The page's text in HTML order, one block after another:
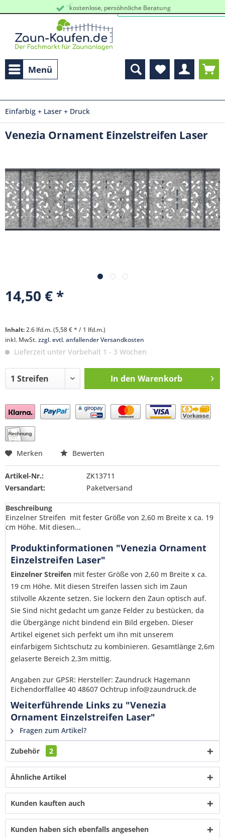
Schneller Versand vom Lager
kostenlose, persöhnliche Beratung
Menü
Einfarbig + Laser + Druck
Venezia Ornament Einzelstreifen Laser
14,50 € *
Inhalt:2.6 lfd.m. (5,58 € * / 1 lfd.m.)
inkl. MwSt.zzgl. evtl. anfallender Versandkosten
Lieferzeit unter Vorbehalt 1 - 3 Wochen
In den Warenkorb
Preis anfragen
verstanden und stimme zu. *
Mit * gekennzeichnete Felder sind Pflichtfelder.
Merken Bewerten
Artikel-Nr.:
ZK13711
Versandart:
Paketversand
Beschreibung
Einzelner Streifen mit fester Größe von 2,60 m Breite x ca. 19
cm Höhe. Mit diesen...
Produktinformationen "Venezia Ornament
Einzelstreifen Laser"
Einzelner Streifen mit fester Größe von 2,60 m Breite x ca.
19 cm Höhe. Mit diesen Streifen lassen sich im Zaun
stilvolle Akzente setzen. Sie lockern den Zaun optisch auf.
Sie Sind nicht gedacht um ganze Felder zu bestücken, da
die Übergänge nicht bindend ein Bild ergeben. Dieser
Artikel eigenet sich perfekt um ihn mit unserem
einfarbigem Sichtschutz zu kombinieren. Gesamtlänge 2,6m
gelaserte Bereich 2,3m mittig.
Angaben zur GPSR: Hersteller: Zaundruck Hagemann
Eichendorffallee 40 48607 Ochtrup info@zaundruck.de
Weiterführende Links zu "Venezia
Ornament Einzelstreifen Laser"
Fragen zum Artikel?
Zubehör 2
Ähnliche Artikel
Kunden kauften auch
Kunden haben sich ebenfalls angesehen